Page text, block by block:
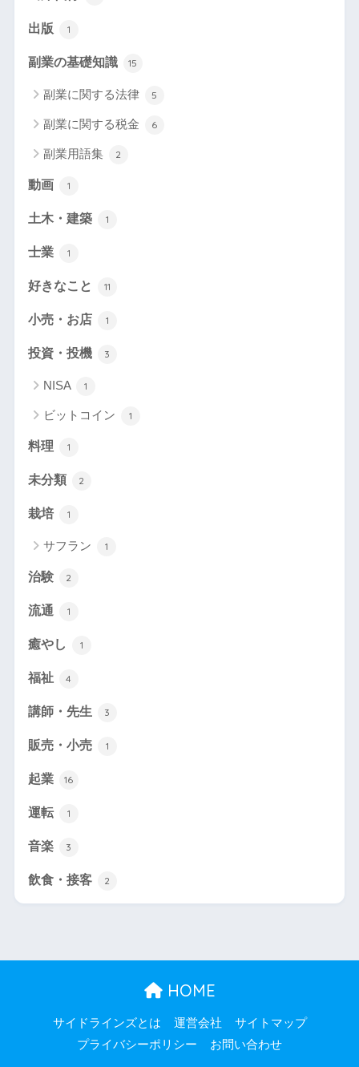
出版 1
副業の基礎知識 15
副業に関する法律 5
副業に関する税金 6
副業用語集 2
動画 1
土木・建築 1
士業 1
好きなこと 11
小売・お店 1
投資・投機 3
NISA 1
ビットコイン 1
料理 1
未分類 2
栽培 1
サフラン 1
治験 2
流通 1
癒やし 1
福祉 4
講師・先生 3
販売・小売 1
起業 16
運転 1
音楽 3
飲食・接客 2
HOME
サイドラインズとは 運営会社
サイトマップ
プライバシーポリシー
お問い合わせ